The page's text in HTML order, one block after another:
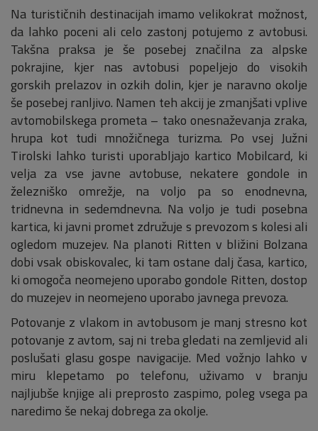
Na turističnih destinacijah imamo velikokrat možnost,
da lahko poceni ali celo zastonj potujemo z avtobusi.
Takšna praksa je še posebej značilna za alpske
pokrajine, kjer nas avtobusi popeljejo do visokih
gorskih prelazov in ozkih dolin, kjer je naravno okolje
še posebej ranljivo. Namen teh akcij je zmanjšati vplive
avtomobilskega prometa – tako onesnaževanja zraka,
hrupa kot tudi množičnega turizma. Po vsej Južni
Tirolski lahko turisti uporabljajo kartico Mobilcard, ki
velja za vse javne avtobuse, nekatere gondole in
železniško omrežje, na voljo pa so enodnevna,
tridnevna in sedemdnevna. Na voljo je tudi posebna
kartica, ki javni promet združuje s prevozom s kolesi ali
ogledom muzejev. Na planoti Ritten v bližini Bolzana
dobi vsak obiskovalec, ki tam ostane dalj časa, kartico,
ki omogoča neomejeno uporabo gondole Ritten, dostop
do muzejev in neomejeno uporabo javnega prevoza.
Potovanje z vlakom in avtobusom je manj stresno kot
potovanje z avtom, saj ni treba gledati na zemljevid ali
poslušati glasu gospe navigacije. Med vožnjo lahko v
miru klepetamo po telefonu, uživamo v branju
najljubše knjige ali preprosto zaspimo, poleg vsega pa
naredimo še nekaj dobrega za okolje.